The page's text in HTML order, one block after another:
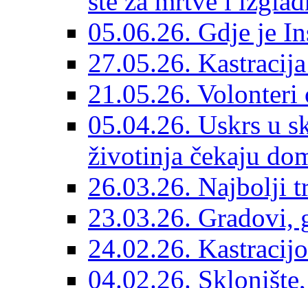
05.06.26. Gdje je
27.05.26.
21.05.26. Volonteri
05.04.26. Uskrs u
životinja čekaju
26.03.26. Najbolji
23.03.26. Gradovi,
24.02.26.
04.02.26.